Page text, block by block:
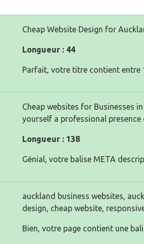
Cheap Website Design for
Longueur : 44
Parfait, votre titre contient entre
Cheap websites for Businesses
yourself a professional presence
Longueur : 138
Génial, votre balise META
auckland business websites,
design, cheap website,
Bien, votre page contient une